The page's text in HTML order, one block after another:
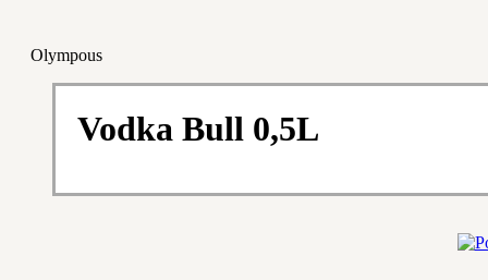
Olympous
Vodka Bull 0,5L